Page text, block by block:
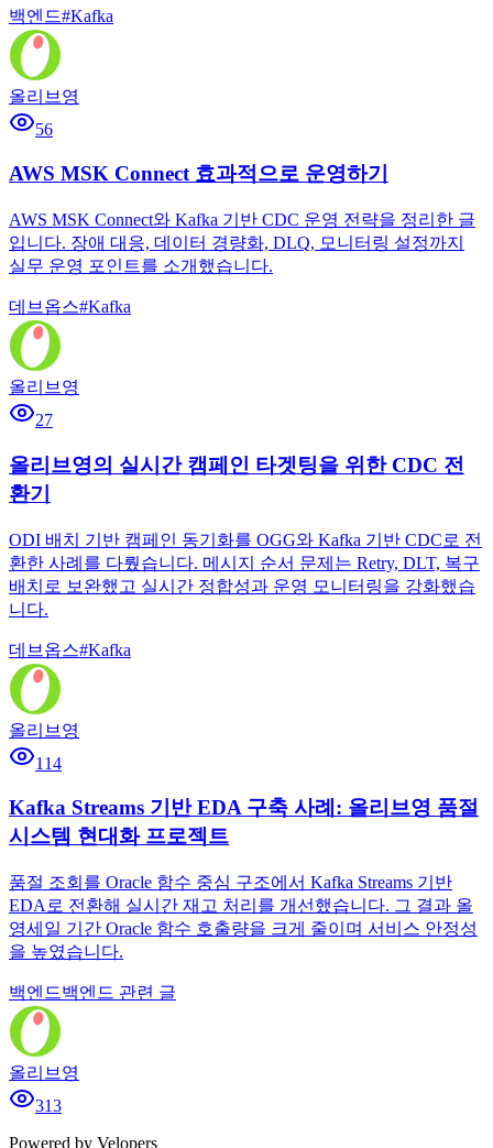
백엔드#Kafka
올리브영
56
AWS MSK Connect 효과적으로 운영하기
AWS MSK Connect와 Kafka 기반 CDC 운영 전략을 정리한 글
입니다. 장애 대응, 데이터 경량화, DLQ, 모니터링 설정까지
실무 운영 포인트를 소개했습니다.
데브옵스#Kafka
올리브영
27
올리브영의 실시간 캠페인 타겟팅을 위한 CDC 전
환기
ODI 배치 기반 캠페인 동기화를 OGG와 Kafka 기반 CDC로 전
환한 사례를 다뤘습니다. 메시지 순서 문제는 Retry, DLT, 복구
배치로 보완했고 실시간 정합성과 운영 모니터링을 강화했습
니다.
데브옵스#Kafka
올리브영
114
Kafka Streams 기반 EDA 구축 사례: 올리브영 품절
시스템 현대화 프로젝트
품절 조회를 Oracle 함수 중심 구조에서 Kafka Streams 기반
EDA로 전환해 실시간 재고 처리를 개선했습니다. 그 결과 올
영세일 기간 Oracle 함수 호출량을 크게 줄이며 서비스 안정성
을 높였습니다.
백엔드백엔드 관련 글
올리브영
313
Powered by Velopers